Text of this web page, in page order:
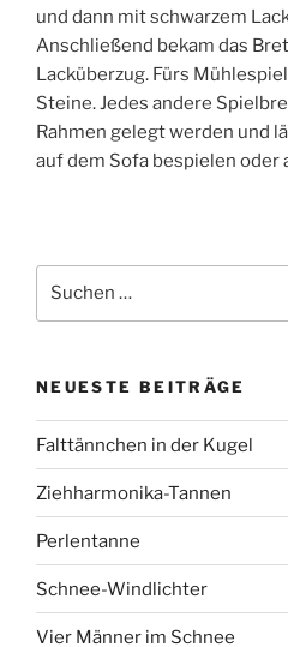
und dann mit schwarzem
Anschließend bekam das
Lacküberzug. Fürs
Steine. Jedes andere
Rahmen gelegt werden und
auf dem Sofa bespielen
nach:
NEUESTE BEITRÄGE
Falttännchen in der Kugel
Ziehharmonika-Tannen
Perlentanne
Schnee-Windlichter
Vier Männer im Schnee